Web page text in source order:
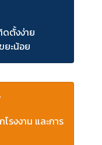
ดตั้งง่าย
ยะน้อย
รงงาน และการ